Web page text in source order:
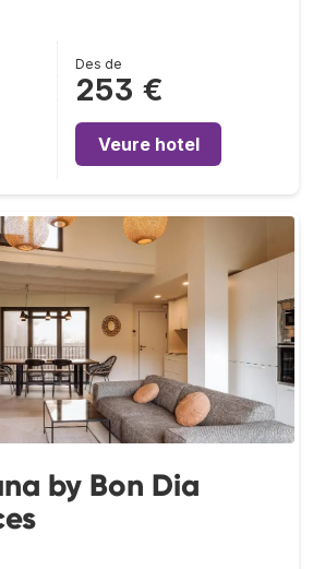
Des de
253 €
Veure hotel
by Bon Dia